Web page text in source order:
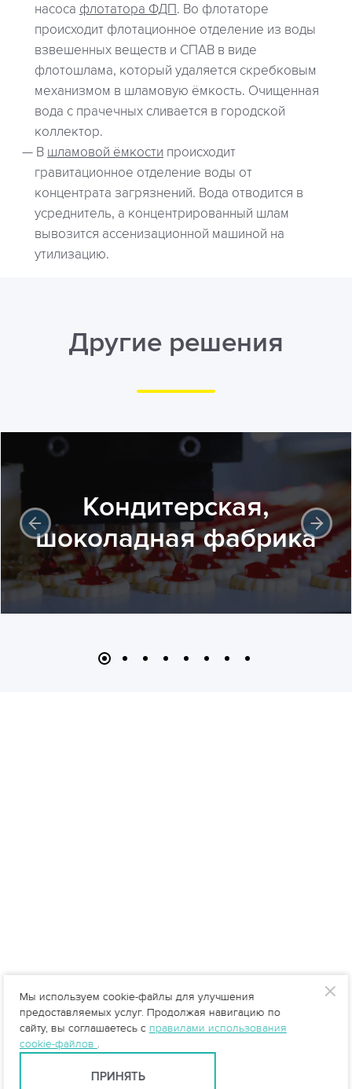
насоса флотатора ФДП. Во флотаторе
происходит флотационное отделение из воды
взвешенных веществ и СПАВ в виде
флотошлама, который удаляется скребковым
механизмом в шламовую ёмкость. Очищенная
вода с прачечных сливается в городской
коллектор.
В шламовой ёмкости происходит
гравитационное отделение воды от
концентрата загрязнений. Вода отводится в
усреднитель, а концентрированный шлам
вывозится ассенизационной машиной на
утилизацию.
Другие решения
Кондитерская,
шоколадная фабрика
Мы используем cookie-файлы для улучшения
предоставляемых услуг. Продолжая навигацию по
сайту, вы соглашаетесь с правилами использования
cookie-файлов .
ПРИНЯТЬ